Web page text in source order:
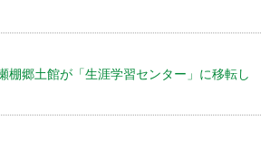
棚郷土館が「生涯学習センター」に移転し